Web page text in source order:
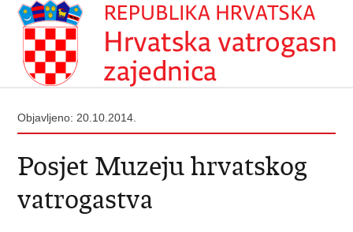
Objavljeno: 20.10.2014.
Posjet Muzeju hrvatskog
vatrogastva